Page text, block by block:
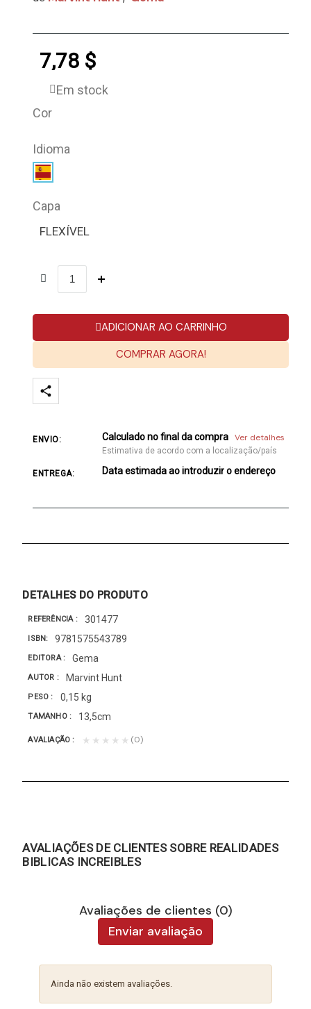
7,78 $
Em stock
Cor
Idioma
Capa
FLEXÍVEL
ADICIONAR AO CARRINHO
COMPRAR AGORA!
ENVIO: Calculado no final da compra Ver detalhes
Estimativa de acordo com a localização/país
ENTREGA: Data estimada ao introduzir o endereço
DETALHES DO PRODUTO
REFERÊNCIA 301477
ISBN 9781575543789
EDITORA Gema
AUTOR Marvint Hunt
PESO 0,15 kg
TAMANHO 13,5cm
AVALIAÇÃO ★★★★★ (0)
AVALIAÇÕES DE CLIENTES SOBRE REALIDADES
BIBLICAS INCREIBLES
Avaliações de clientes (0)
Enviar avaliação
Ainda não existem avaliações.